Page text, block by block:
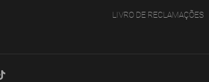
LIVRO DE RECLAMAÇÕES